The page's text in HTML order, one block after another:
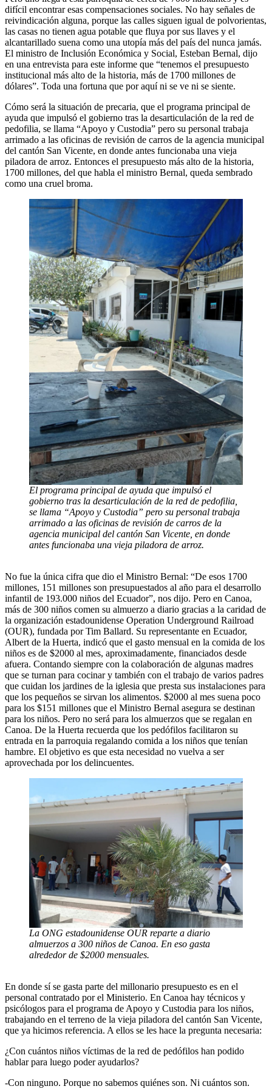
difícil encontrar esas compensaciones sociales. No hay señales de
reivindicación alguna, porque las calles siguen igual de polvorientas,
las casas no tienen agua potable que fluya por sus llaves y el
alcantarillado suena como una utopía más del país del nunca jamás.
El ministro de Inclusión Económica y Social, Esteban Bernal, dijo
en una entrevista para este informe que “tenemos el presupuesto
institucional más alto de la historia, más de 1700 millones de
dólares”. Toda una fortuna que por aquí ni se ve ni se siente.
Cómo será la situación de precaria, que el programa principal de
ayuda que impulsó el gobierno tras la desarticulación de la red de
pedofilia, se llama “Apoyo y Custodia” pero su personal trabaja
arrimado a las oficinas de revisión de carros de la agencia municipal
del cantón San Vicente, en donde antes funcionaba una vieja
piladora de arroz. Entonces el presupuesto más alto de la historia,
1700 millones, del que habla el ministro Bernal, queda sembrado
como una cruel broma.
El programa principal de ayuda que impulsó el
gobierno tras la desarticulación de la red de pedofilia,
se llama “Apoyo y Custodia” pero su personal trabaja
arrimado a las oficinas de revisión de carros de la
agencia municipal del cantón San Vicente, en donde
antes funcionaba una vieja piladora de arroz.
No fue la única cifra que dio el Ministro Bernal: “De esos 1700
millones, 151 millones son presupuestados al año para el desarrollo
infantil de 193.000 niños del Ecuador”, nos dijo. Pero en Canoa,
más de 300 niños comen su almuerzo a diario gracias a la caridad de
la organización estadounidense Operation Underground Railroad
(OUR), fundada por Tim Ballard. Su representante en Ecuador,
Albert de la Huerta, indicó que el gasto mensual en la comida de los
niños es de $2000 al mes, aproximadamente, financiados desde
afuera. Contando siempre con la colaboración de algunas madres
que se turnan para cocinar y también con el trabajo de varios padres
que cuidan los jardines de la iglesia que presta sus instalaciones para
que los pequeños se sirvan los alimentos. $2000 al mes suena poco
para los $151 millones que el Ministro Bernal asegura se destinan
para los niños. Pero no será para los almuerzos que se regalan en
Canoa. De la Huerta recuerda que los pedófilos facilitaron su
entrada en la parroquia regalando comida a los niños que tenían
hambre. El objetivo es que esta necesidad no vuelva a ser
aprovechada por los delincuentes.
La ONG estadounidense OUR reparte a diario
almuerzos a 300 niños de Canoa. En eso gasta
alrededor de $2000 mensuales.
En donde sí se gasta parte del millonario presupuesto es en el
personal contratado por el Ministerio. En Canoa hay técnicos y
psicólogos para el programa de Apoyo y Custodia para los niños,
trabajando en el terreno de la vieja piladora del cantón San Vicente,
que ya hicimos referencia. A ellos se les hace la pregunta necesaria:
¿Con cuántos niños víctimas de la red de pedófilos han podido
hablar para luego poder ayudarlos?
-Con ninguno. Porque no sabemos quiénes son. Ni cuántos son.